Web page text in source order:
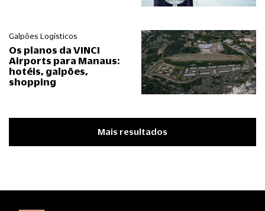
Galpões Logísticos
Os planos da VINCI
Airports para Manaus:
hotéis, galpões,
shopping
Mais resultados